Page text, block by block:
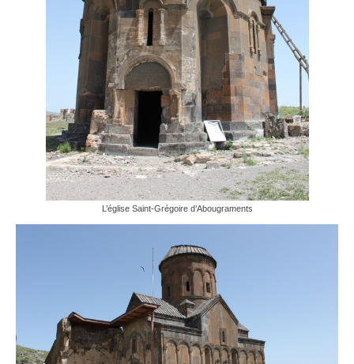
L’église Saint-Grégoire d’Abougraments